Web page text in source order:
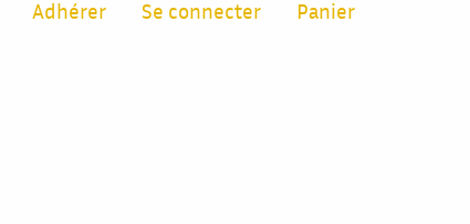
Adhérer Se connecter Panier